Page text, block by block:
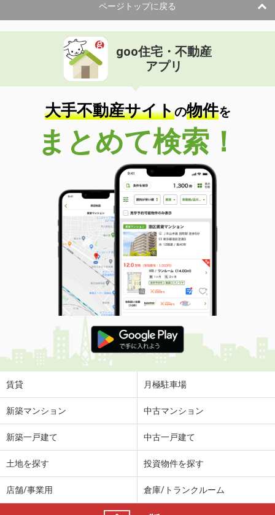
ページトップに戻る
goo住宅・不動産
アプリ
大手不動産サイトの物件を
まとめて検索！
賃貸 月極駐車場
新築マンション 中古マンション
新築一戸建て 中古一戸建て
土地を探す 投資物件を探す
店舗/事業用 倉庫/トランクルーム